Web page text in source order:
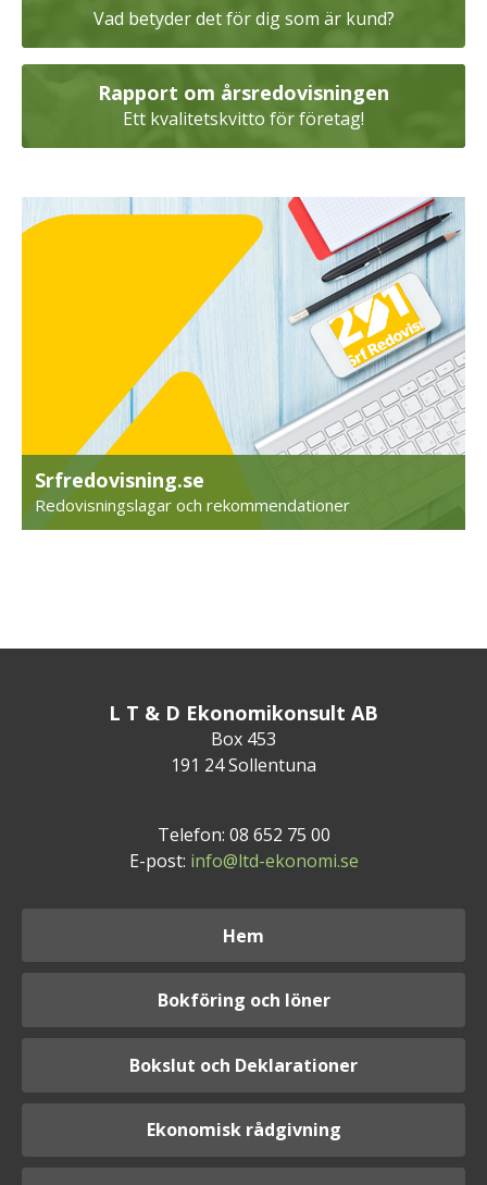
Vad betyder det för dig som är kund?
Rapport om årsredovisningen
Ett kvalitetskvitto för företag!
Srfredovisning.se
Redovisningslagar och rekommendationer
L T & D Ekonomikonsult AB
Box 453
191 24 Sollentuna
Telefon: 08 652 75 00
E-post: info@ltd-ekonomi.se
Hem
Bokföring och löner
Bokslut och Deklarationer
Ekonomisk rådgivning